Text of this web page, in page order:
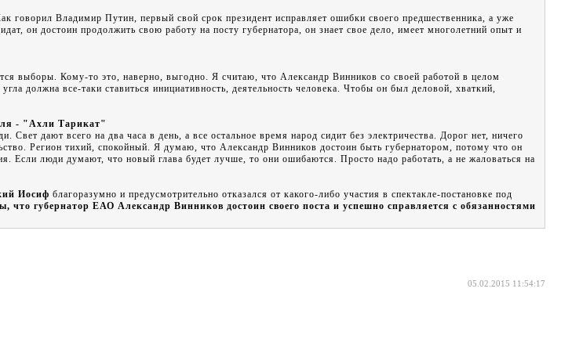
говорил Владимир Путин, первый свой срок президент исправляет ошибки своего предшественника, а уже
он достоин продолжить свою работу на посту губернатора, он знает свое дело, имеет многолетний опыт и
выборы. Кому-то это, наверно, выгодно. Я считаю, что Александр Винников со своей работой в целом
должна все-таки ставиться инициативность, деятельность человека. Чтобы он был деловой, хваткий,
- "Ахли Тарикат"
дают всего на два часа в день, а все остальное время народ сидит без электричества. Дорог нет, ничего
Регион тихий, спокойный. Я думаю, что Александр Винников достоин быть губернатором, потому что он
люди думают, что новый глава будет лучше, то они ошибаются. Просто надо работать, а не жаловаться на
Иосиф благоразумно и предусмотрительно отказался от какого-либо участия в спектакле-постановке под
губернатор ЕАО Александр Винников достоин своего поста и успешно справляется с обязанностями
05.02.2015 11:54:17